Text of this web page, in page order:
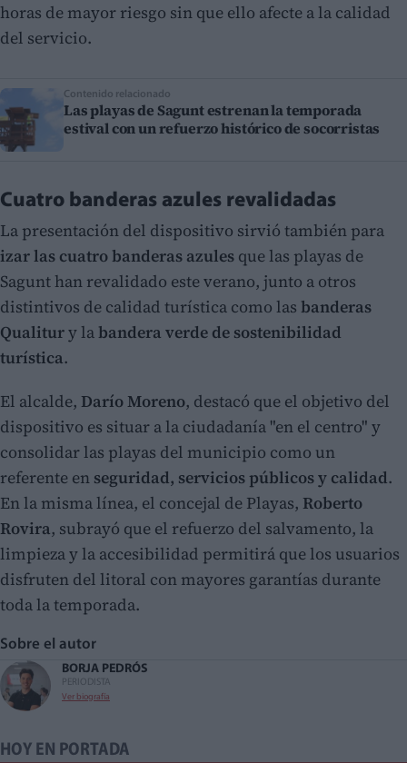
horas de mayor riesgo sin que ello afecte a la calidad
del servicio.
Contenido relacionado
Las playas de Sagunt estrenan la temporada
estival con un refuerzo histórico de socorristas
Cuatro banderas azules revalidadas
La presentación del dispositivo sirvió también para
izar las cuatro banderas azules que las playas de
Sagunt han revalidado este verano, junto a otros
distintivos de calidad turística como las banderas
Qualitury la bandera verde de sostenibilidad
turística.
El alcalde, Darío Moreno, destacó que el objetivo del
dispositivo es situar a la ciudadanía "en el centro" y
consolidar las playas del municipio como un
referente en seguridad, servicios públicos y calidad.
En la misma línea, el concejal de Playas, Roberto
Rovira, subrayó que el refuerzo del salvamento, la
limpieza y la accesibilidad permitirá que los usuarios
disfruten del litoral con mayores garantías durante
toda la temporada.
Sobre el autor
BORJA PEDRÓS
PERIODISTA
Ver biografía
HOY EN PORTADA